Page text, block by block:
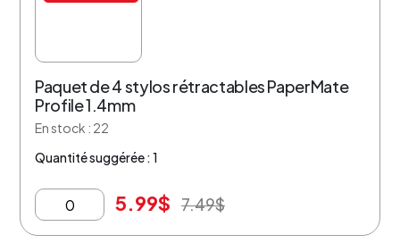
Paquet de 4 stylos rétractables PaperMate
Profile 1.4mm
En stock : 22
Quantité suggérée : 1
5.99$ 7.49$